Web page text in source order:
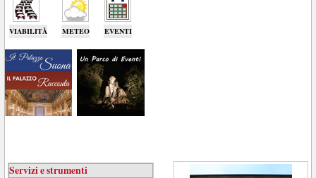
VIABILITÀ METEO EVENTI
Servizi e strumenti